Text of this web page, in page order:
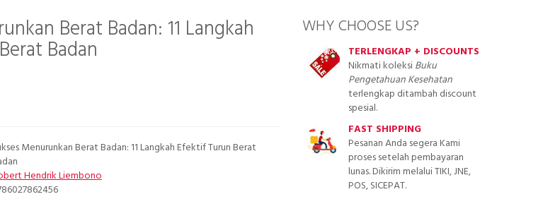
Berat Badan: 11 Langkah
Badan
Menurunkan Berat Badan: 11 Langkah Efektif Turun Berat
Hendrik Liembono
WHY CHOOSE US?
TERLENGKAP + DISCOUNTS
Nikmati koleksiBuku
Pengetahuan Kesehatan
terlengkap ditambah discount
spesial.
FAST SHIPPING
Pesanan Anda segera Kami
proses setelah pembayaran
lunas. Dikirim melalui TIKI, JNE,
POS, SICEPAT.